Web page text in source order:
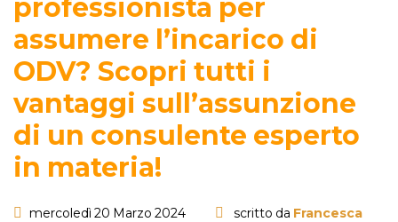
professionista per
assumere l’incarico di
ODV? Scopri tutti i
vantaggi sull’assunzione
di un consulente esperto
in materia!
mercoledì 20 Marzo 2024 scritto da Francesca